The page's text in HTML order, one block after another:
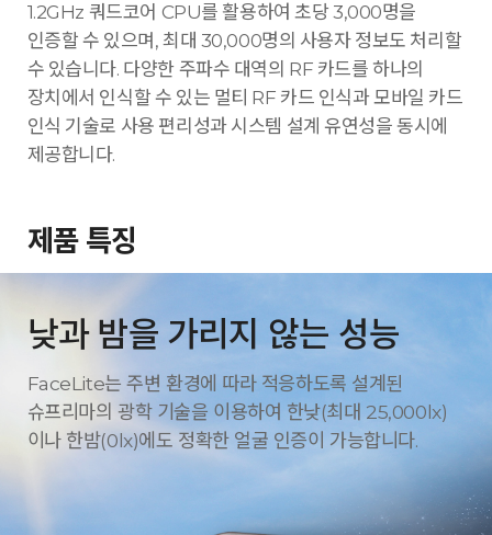
1.2GHz 쿼드코어 CPU를 활용하여 초당 3,000명을
인증할 수 있으며, 최대 30,000명의 사용자 정보도 처리할
수 있습니다. 다양한 주파수 대역의 RF 카드를 하나의
장치에서 인식할 수 있는 멀티 RF 카드 인식과 모바일 카드
인식 기술로 사용 편리성과 시스템 설계 유연성을 동시에
제공합니다.
제품 특징
낮과 밤을 가리지 않는 성능
FaceLite는 주변 환경에 따라 적응하도록 설계된
슈프리마의 광학 기술을 이용하여 한낮(최대 25,000lx)
이나 한밤(0lx)에도 정확한 얼굴 인증이 가능합니다.